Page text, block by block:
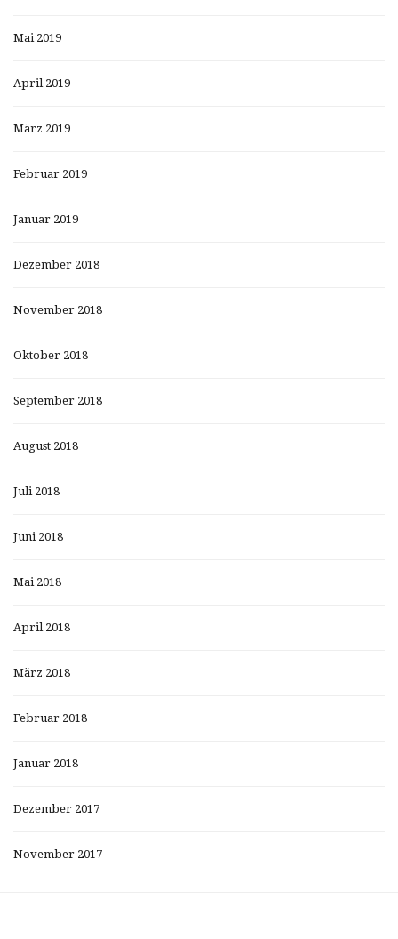
Mai 2019
April 2019
März 2019
Februar 2019
Januar 2019
Dezember 2018
November 2018
Oktober 2018
September 2018
August 2018
Juli 2018
Juni 2018
Mai 2018
April 2018
März 2018
Februar 2018
Januar 2018
Dezember 2017
November 2017